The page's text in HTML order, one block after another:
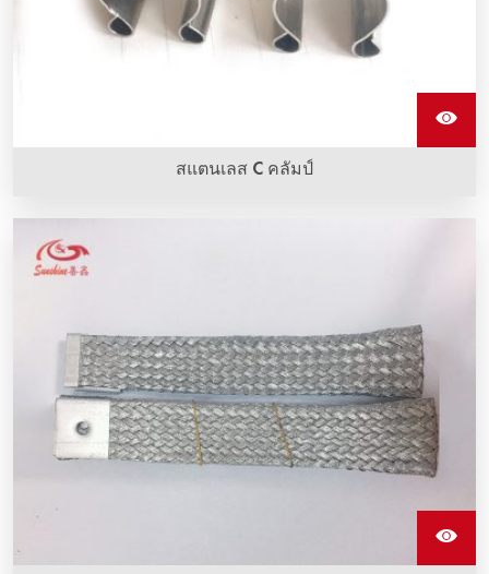
สแตนเลส C คลัมป์
กรรไกรแกนสแตนเลสใช้สำหรับการคว่ำสายเชื่อมเข้ากับอิเล